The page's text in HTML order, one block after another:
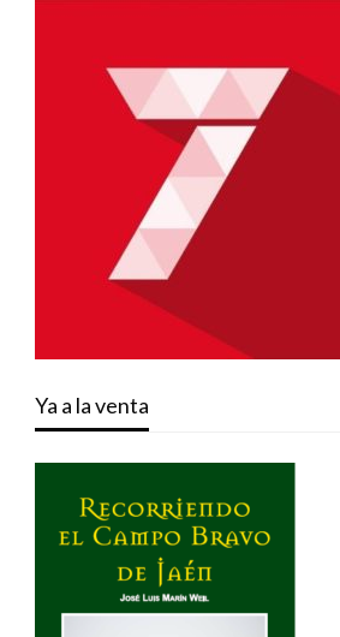
Ya a la venta